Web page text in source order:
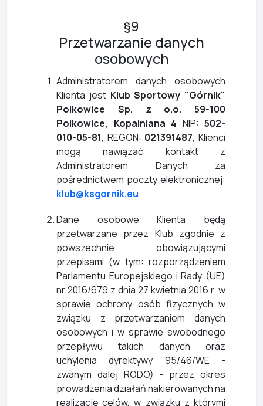
§9
Przetwarzanie danych
osobowych
Administratorem danych osobowych
Klienta jest Klub Sportowy "Górnik"
Polkowice Sp. z o.o. 59-100
Polkowice, Kopalniana 4 NIP: 502-
010-05-81, REGON: 021391487, Klienci
mogą nawiązać kontakt z
Administratorem Danych za
pośrednictwem poczty elektronicznej:
klub@ksgornik.eu.
Dane osobowe Klienta będą
przetwarzane przez Klub zgodnie z
powszechnie obowiązującymi
przepisami (w tym: rozporządzeniem
Parlamentu Europejskiego i Rady (UE)
nr 2016/679 z dnia 27 kwietnia 2016 r. w
sprawie ochrony osób fizycznych w
związku z przetwarzaniem danych
osobowych i w sprawie swobodnego
przepływu takich danych oraz
uchylenia dyrektywy 95/46/WE -
zwanym dalej RODO) - przez okres
prowadzenia działań nakierowanych na
realizację celów, w związku z którymi